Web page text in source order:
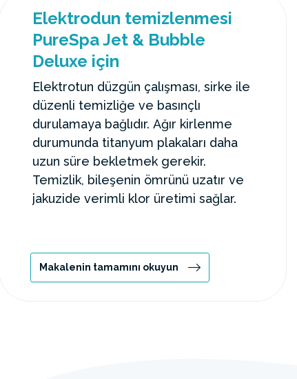
Elektrodun temizlenmesi
PureSpa Jet & Bubble
Deluxe için
Elektrotun düzgün çalışması, sirke ile
düzenli temizliğe ve basınçlı
durulamaya bağlıdır. Ağır kirlenme
durumunda titanyum plakaları daha
uzun süre bekletmek gerekir.
Temizlik, bileşenin ömrünü uzatır ve
jakuzide verimli klor üretimi sağlar.
Makalenin tamamını okuyun